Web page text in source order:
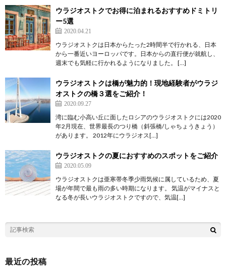
ウラジオストクでお得に泊まれるおすすめドミトリ
ー5選
2020.04.21
ウラジオストクは日本からたった2時間半で行かれる、日本
から一番近いヨーロッパです。日本からの直行便が就航し、
週末でも気軽に行かれるようになりました。 […]
ウラジオストクは橋が魅力的！現地経験者がウラジ
オストクの橋３選をご紹介！
2020.09.27
湾に臨む小高い丘に面したロシアのウラジオストクには2020
年2月現在、世界最長のつり橋（斜張橋/しゃちょうきょう）
があります。 2012年にウラジオス[…]
ウラジオストクの夏におすすめのスポットをご紹介
2020.05.09
ウラジオストクは亜寒帯冬季少雨気候に属しているため、夏
場が年間で最も雨の多い時期になります。 気温がマイナスと
なる冬が長いウラジオストクですので、気温[…]
最近の投稿